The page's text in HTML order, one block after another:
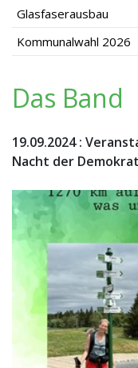
Glasfaserausbau
Kommunalwahl 2026
Das Band
19.09.2024 :
Nacht der